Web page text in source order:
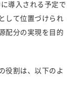
導入される予定で
して位置づけられ
配分の実現を目的
役割は、以下のよ